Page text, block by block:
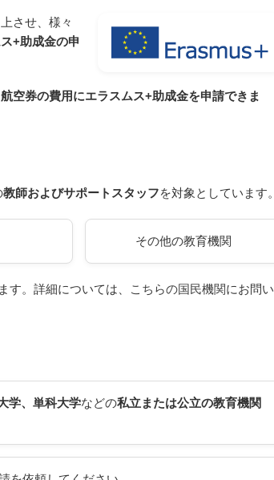
させ、様々
+助成金の申
空券の費用にエラスムス+助成金を申請できま
教師およびサポートスタッフを対象としています。
その他の教育機関
。詳細については、 こちらの国民機関にお問い
学、単科大学などの私立または公立の教育機関